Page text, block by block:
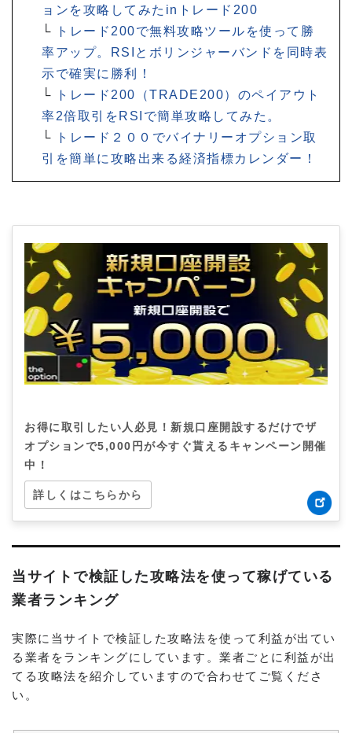
ョンを攻略してみたinトレード200
└
トレード200で無料攻略ツールを使って勝
率アップ。RSIとボリンジャーバンドを同時表
示で確実に勝利！
└
トレード200（TRADE200）のペイアウト
率2倍取引をRSIで簡単攻略してみた。
└
トレード２００でバイナリーオプション取
引を簡単に攻略出来る経済指標カレンダー！
お得に取引したい人必見！新規口座開設するだけでザ
オプションで5,000円が今すぐ貰えるキャンペーン開催
中！
詳しくはこちらから
当サイトで検証した攻略法を使って稼げている
業者ランキング
実際に当サイトで検証した攻略法を使って利益が出てい
る業者をランキングにしています。業者ごとに利益が出
てる攻略法を紹介していますので合わせてご覧くださ
い。